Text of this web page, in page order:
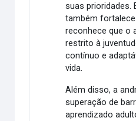
suas prioridades.
também
reconhece que o
restrito à
contínuo e
vida.
Além disso, a
superação de
aprendizado